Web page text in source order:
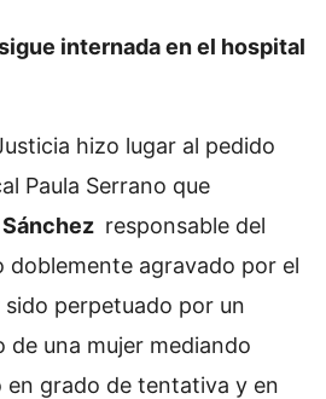
internada en el hospital
hizo lugar al pedido
Paula Serrano que
responsable del
doblemente agravado por el
perpetuado por un
de una mujer mediando
en grado de tentativa y en